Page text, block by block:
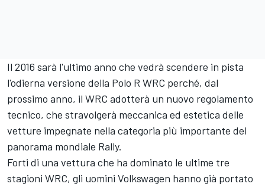
Il 2016 sarà l'ultimo anno che vedrà scendere in pista
l'odierna versione della Polo R WRC perché, dal
prossimo anno, il WRC adotterà un nuovo regolamento
tecnico, che stravolgerà meccanica ed estetica delle
vetture impegnate nella categoria più importante del
panorama mondiale Rally.
Forti di una vettura che ha dominato le ultime tre
stagioni WRC, gli uomini Volkswagen hanno già portato